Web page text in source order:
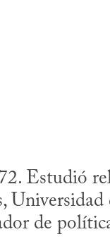
Estudió
de